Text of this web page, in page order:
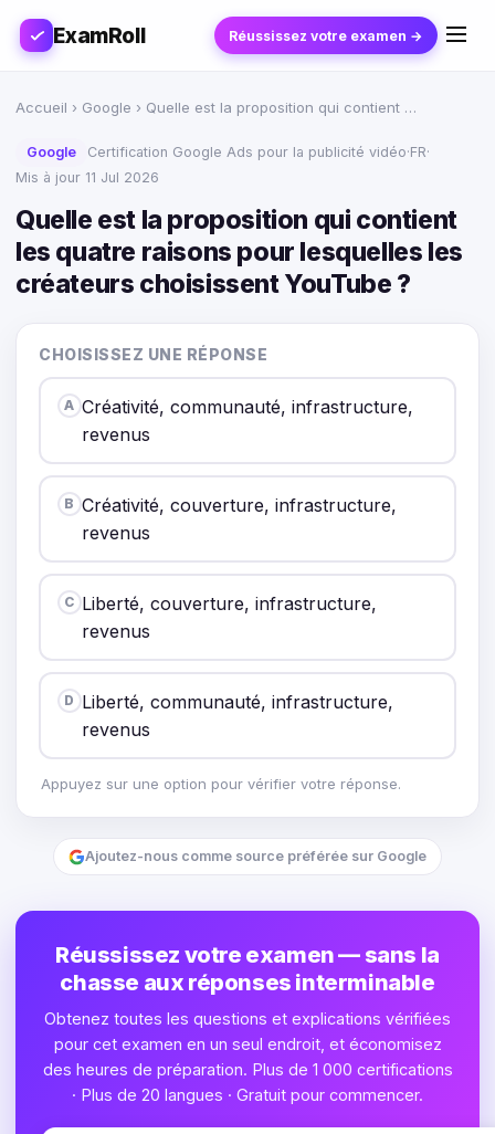
ExamRoll Réussissez votre examen →
Accueil › Google › Quelle est la proposition qui contient …
Google Certification Google Ads pour la publicité vidéo·FR·
Mis à jour 11 Jul 2026
Quelle est la proposition qui contient
les quatre raisons pour lesquelles les
créateurs choisissent YouTube ?
CHOISISSEZ UNE RÉPONSE
A Créativité, communauté, infrastructure,
revenus
B Créativité, couverture, infrastructure,
revenus
C Liberté, couverture, infrastructure,
revenus
D Liberté, communauté, infrastructure,
revenus
Appuyez sur une option pour vérifier votre réponse.
Ajoutez-nous comme source préférée sur Google
Réussissez votre examen — sans la
chasse aux réponses interminable
Obtenez toutes les questions et explications vérifiées
pour cet examen en un seul endroit, et économisez
des heures de préparation. Plus de 1 000 certifications
· Plus de 20 langues · Gratuit pour commencer.